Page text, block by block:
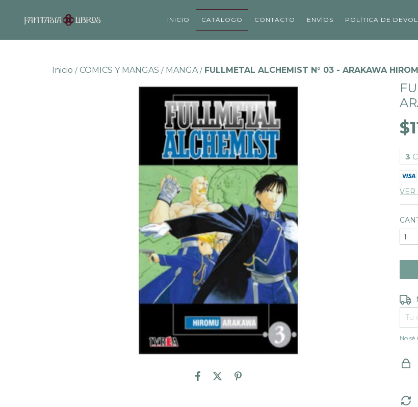
INICIO CATÁLOGO CONTACTO ENVÍOS POLÍTICA DE
Inicio / COMICS Y MANGAS / MANGA / FULLMETAL ALCHEMIST N° 03 - ARAKAWA
3
VER
No